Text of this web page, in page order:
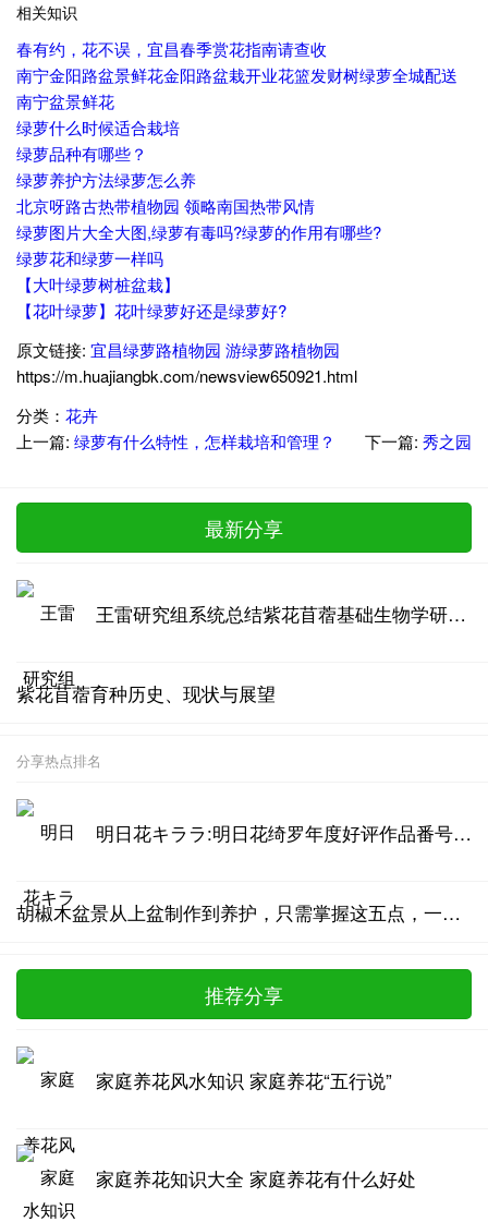
相关知识
春有约，花不误，宜昌春季赏花指南请查收
南宁金阳路盆景鲜花金阳路盆栽开业花篮发财树绿萝全城配送
南宁盆景鲜花
绿萝什么时候适合栽培
绿萝品种有哪些？
绿萝养护方法绿萝怎么养
北京呀路古热带植物园 领略南国热带风情
绿萝图片大全大图,绿萝有毒吗?绿萝的作用有哪些?
绿萝花和绿萝一样吗
【大叶绿萝树桩盆栽】
【花叶绿萝】花叶绿萝好还是绿萝好?
原文链接: 宜昌绿萝路植物园 游绿萝路植物园
https://m.huajiangbk.com/newsview650921.html
分类： 花卉
上一篇: 绿萝有什么特性，怎样栽培和管理？ 下一篇: 秀之园
最新分享
王雷研究组系统总结紫花苜蓿基础生物学研究进展
紫花苜蓿育种历史、现状与展望
分享热点排名
明日花キララ:明日花绮罗年度好评作品番号汇总
胡椒木盆景从上盆制作到养护，只需掌握这五点，一年四季清香四溢
推荐分享
家庭养花风水知识 家庭养花“五行说”
家庭养花知识大全 家庭养花有什么好处